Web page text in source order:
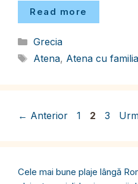
Read more
Categorii
Grecia
Etichete
Atena, Atena cu familia
← Anterior Pagina
1 Pagina
2 Pagina
3
Cele mai bune plaje lângă